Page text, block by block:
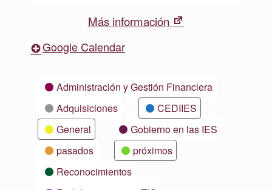
Más información
Google Calendar
CategoríasAdministración y Gestión Financiera
Adquisiciones
CEDIIES
General
Gobierno en las IES
pasados
próximos
Reconocimientos